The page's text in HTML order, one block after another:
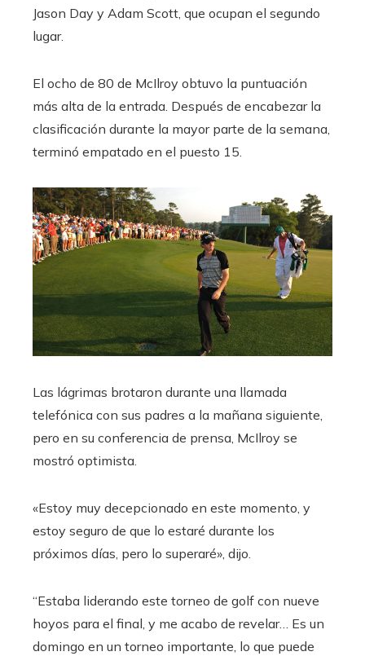
Jason Day y Adam Scott, que ocupan el segundo
lugar.
El ocho de 80 de McIlroy obtuvo la puntuación
más alta de la entrada. Después de encabezar la
clasificación durante la mayor parte de la semana,
terminó empatado en el puesto 15.
Las lágrimas brotaron durante una llamada
telefónica con sus padres a la mañana siguiente,
pero en su conferencia de prensa, McIlroy se
mostró optimista.
«Estoy muy decepcionado en este momento, y
estoy seguro de que lo estaré durante los
próximos días, pero lo superaré», dijo.
“Estaba liderando este torneo de golf con nueve
hoyos para el final, y me acabo de revelar… Es un
domingo en un torneo importante, lo que puede